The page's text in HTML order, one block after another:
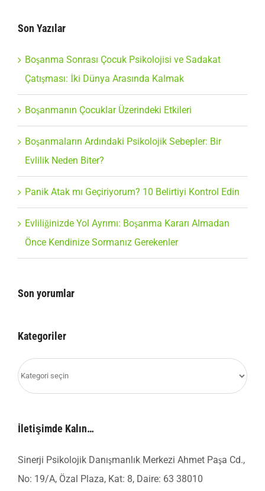
Son Yazılar
Boşanma Sonrası Çocuk Psikolojisi ve Sadakat
Çatışması: İki Dünya Arasında Kalmak
Boşanmanın Çocuklar Üzerindeki Etkileri
Boşanmaların Ardındaki Psikolojik Sebepler: Bir
Evlilik Neden Biter?
Panik Atak mı Geçiriyorum? 10 Belirtiyi Kontrol Edin
Evliliğinizde Yol Ayrımı: Boşanma Kararı Almadan
Önce Kendinize Sormanız Gerekenler
Son yorumlar
Kategoriler
Kategoriler
İletişimde Kalın…
Sinerji Psikolojik Danışmanlık Merkezi Ahmet Paşa Cd.,
No: 19/A, Özal Plaza, Kat: 8, Daire: 63 38010